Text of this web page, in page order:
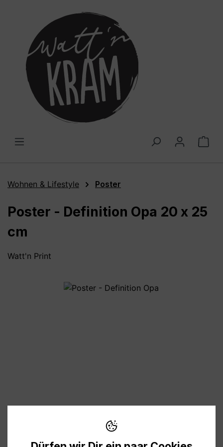
Wohnen & Lifestyle Poster
Poster - Definition Opa 20 x 25
cm
Watt'n Print
Bildergalerie überspringen
Preise inkl. MwSt. zzgl. Versandkosten